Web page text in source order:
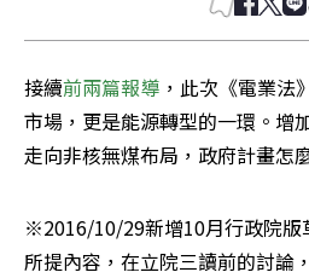
接續前兩篇報導 ，此次《電業法
市場，更是能源轉型的一環。增
走向非核無煤布局，政府計畫怎
※2016/10/29新增10月行政院版
所提內容，在立院三讀前的討論